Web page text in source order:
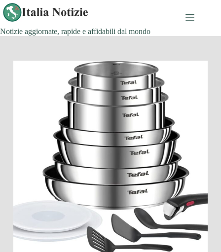
Salta
al
contenuto
Notizie aggiornate, rapide e affidabili dal mondo